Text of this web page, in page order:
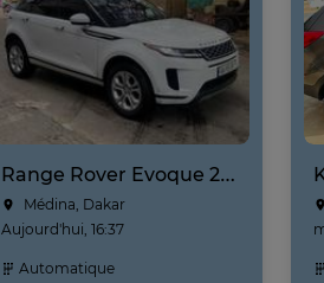
Range Rover Evoque 2020
Médina, Dakar
Aujourd'hui, 16:37
Automatique